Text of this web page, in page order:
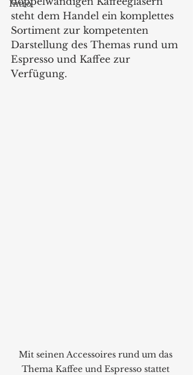
Intro
steht dem Handel ein komplettes
Sortiment zur kompetenten
Darstellung des Themas rund um
Espresso und Kaffee zur
Verfügung.
Mit seinen Accessoires rund um das
Thema Kaffee und Espresso stattet